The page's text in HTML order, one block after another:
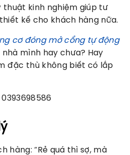
thuật kinh nghiệm giúp tư
kế cho khách hàng nữa.
cơ đóng mở cổng tự động
mình hay chưa? Hay
đặc thù không biết có lắp
hàng: “Rẻ quá thì sợ, mà